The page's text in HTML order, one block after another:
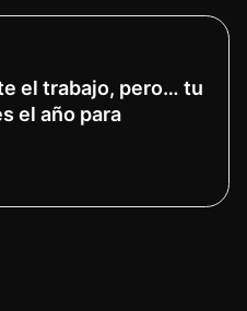
el trabajo, pero… tu
el año para